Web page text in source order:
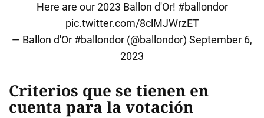
Here are our 2023 Ballon d'Or! #ballondor
pic.twitter.com/8clMJWrzET
— Ballon d'Or #ballondor (@ballondor) September 6,
2023
Criterios que se tienen en
cuenta para la votación